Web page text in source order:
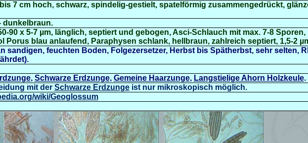
7 cm hoch, schwarz, spindelig-gestielt, spatelförmig zusammengedrückt,
dunkelbraun.
90 x 5-7 µm, länglich, septiert und gebogen, Asci-Schlauch mit max. 7-8 Sporen,
Porus blau anlaufend, Paraphysen schlank, hellbraun, zahlreich septiert, 1,5-2
sandigen, feuchten Boden, Folgezersetzer, Herbst bis Spätherbst, sehr selten,
, Schwarze Erdzunge, Gemeine Haarzunge, Langstielige Ahorn Holzkeule.
mit der Schwarze Erdzungeist nur mikroskopisch möglich.
wiki/Geoglossum